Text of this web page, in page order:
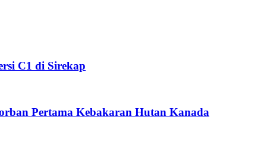
C1 di Sirekap
Pertama Kebakaran Hutan Kanada